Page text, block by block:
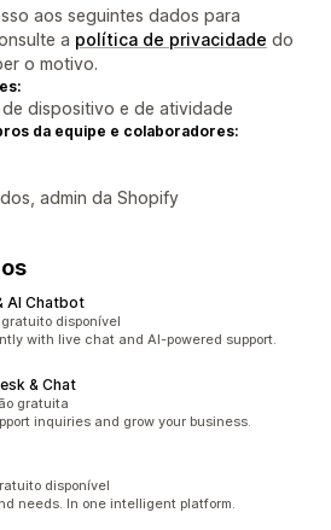
aos seguintes dados para
a política de privacidade do
o motivo.
dispositivo e de atividade
da equipe e colaboradores:
admin da Shopify
AI Chatbot
gratuito disponível
with live chat and AI-powered support.
& Chat
gratuita
inquiries and grow your business.
disponível
needs. In one intelligent platform.